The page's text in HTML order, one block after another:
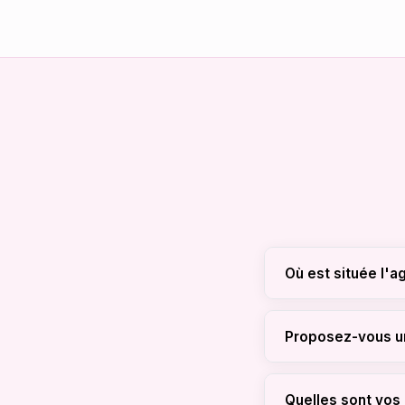
Où est située
Nous sommes
souhaitent une
Proposez-vous
Oui. Nous
leviers de
Quelles sont